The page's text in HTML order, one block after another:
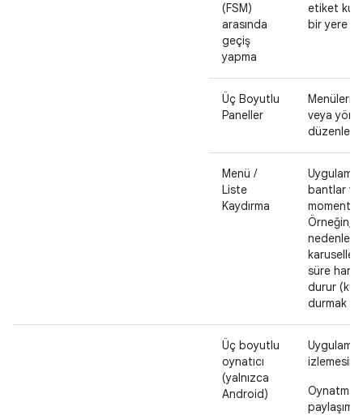
(FSM)
arasında
geçiş
yapma
etiket
bir yere
Üç Boyutlu
Paneller
Menüleri,
veya
Menü /
Liste
Kaydırma
bantlar
Örneğin,
nedenle,
süre
durur
durmak
Üç boyutlu
oynatıcı
(yalnızca
Android)
Oynatma